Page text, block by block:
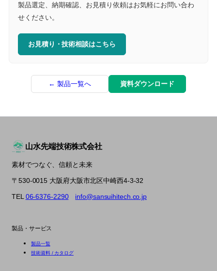
製品選定、納期確認、お見積り依頼はお気軽にお問い合わ
せください。
お見積り・技術相談はこちら
← 製品一覧へ 資料ダウンロード
山水先端技術株式会社
素材でつなぐ、信頼と未来
〒530-0015 大阪府大阪市北区中崎西4-3-32
TEL 06-6376-2290 info@sansuihitech.co.jp
製品・サービス
製品一覧
技術資料 / カタログ